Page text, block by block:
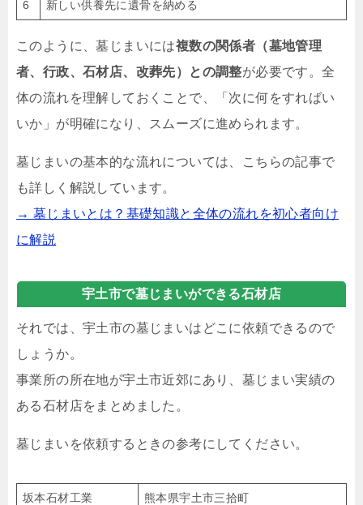
6 新しい供養先に遺骨を納める
このように、墓じまいには複数の関係者（墓地管理
者、行政、石材店、改葬先）との調整が必要です。全
体の流れを理解しておくことで、「次に何をすればい
いか」が明確になり、スムーズに進められます。
墓じまいの基本的な流れについては、こちらの記事で
も詳しく解説しています。
→ 墓じまいとは？基礎知識と全体の流れを初心者向け
に解説
宇土市で墓じまいができる石材店
それでは、宇土市の墓じまいはどこに依頼できるので
しょうか。
事業所の所在地が宇土市近郊にあり、墓じまい実績の
ある石材店をまとめました。
墓じまいを依頼するときの参考にしてください。
坂本石材工業 熊本県宇土市三拾町